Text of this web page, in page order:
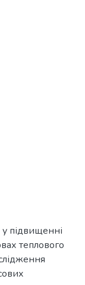
підвищенні
теплового